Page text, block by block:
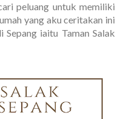
peluang untuk memiliki
yang aku ceritakan ini
Sepang iaitu Taman Salak